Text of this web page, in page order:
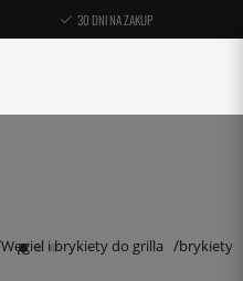
30 DNI NA ZAKUP
Węgiel i brykiety do grilla brykiety